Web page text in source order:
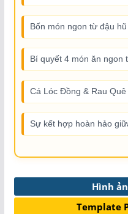
Bốn món ngon từ đậu hũ
Bí quyết 4 món ăn ngon
Cá Lóc Đồng & Rau Quê
Sự kết hợp hoàn hảo
Hình
Template